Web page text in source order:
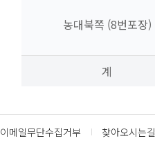
계
농대북쪽 (8번포장)
이메일무단수집거부 찾아오시는길